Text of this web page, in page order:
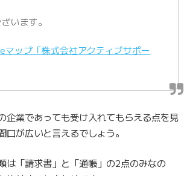
います。
マップ「株式会社アクティブサポー
企業であっても受け入れてもらえる点を見
口が広いと言えるでしょう。
は「請求書」と「通帳」の2点のみなの